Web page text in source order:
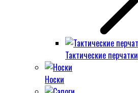
Тактические перчатки
Носки